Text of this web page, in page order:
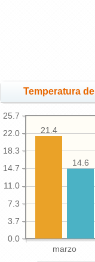
Temperatura
marzo
0.0
3.7
7.3
11.0
14.7
18.3
22.0
25.7
21.4
14.6